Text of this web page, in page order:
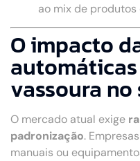
ao mix de produtos
O impacto
vassoura
O mercado atual exige
padronização.
manuais ou